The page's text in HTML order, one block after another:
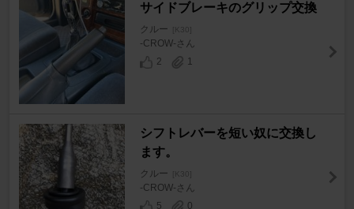
サイドブレーキのグリップ交換
クルー [K30]
-CROW-さん
2
1
シフトレバーを短い奴に交換し
ます。
クルー [K30]
-CROW-さん
5
0